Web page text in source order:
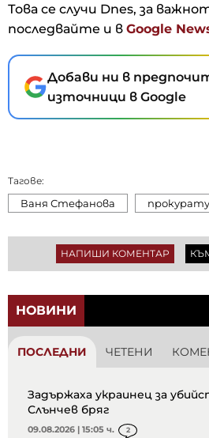
Това се случи Dnes, за
последвайте и в Google
Добави ни в
източници в Google
Тагове:
Ваня Стефанова
НАПИШИ КОМЕНТАР
НОВИНИ
ПОСЛЕДНИ ЧЕТЕНИ
Задържаха украинец за
Слънчев бряг
09.08.2026 | 15:05 ч. 2